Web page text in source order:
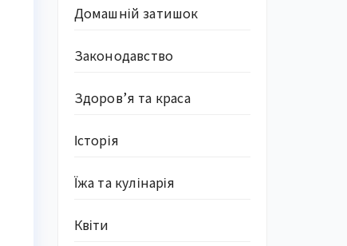
Домашній затишок
Законодавство
Здоров’я та краса
Історія
Їжа та кулінарія
Квіти